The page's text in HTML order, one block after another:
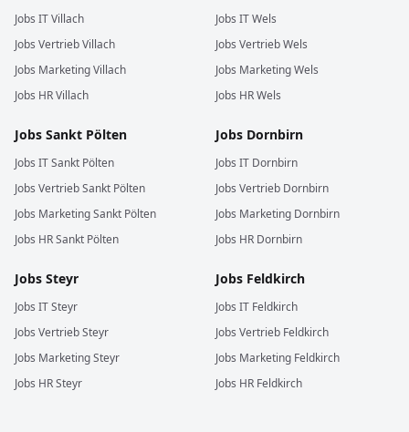
Jobs ITVillach
Jobs VertriebVillach
Jobs MarketingVillach
Jobs HRVillach
Jobs ITWels
Jobs VertriebWels
Jobs MarketingWels
Jobs HRWels
Jobs Sankt Pölten
Jobs ITSankt Pölten
Jobs VertriebSankt Pölten
Jobs MarketingSankt Pölten
Jobs HRSankt Pölten
Jobs Dornbirn
Jobs IT Dornbirn
Jobs Vertrieb Dornbirn
Jobs Marketing Dornbirn
Jobs HR Dornbirn
Jobs Steyr
Jobs ITSteyr
Jobs VertriebSteyr
Jobs MarketingSteyr
Jobs HRSteyr
Jobs Feldkirch
Jobs IT Feldkirch
Jobs Vertrieb Feldkirch
Jobs Marketing Feldkirch
Jobs HR Feldkirch